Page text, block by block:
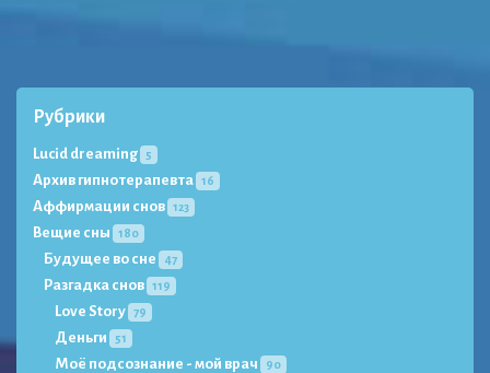
Рубрики
Lucid dreaming 5
Архив гипнотерапевта 16
Аффирмации снов 123
Вещие сны 180
Будущее во сне 47
Разгадка снов 119
Love Story 79
Деньги 51
Моё подсознание - мой врач 90